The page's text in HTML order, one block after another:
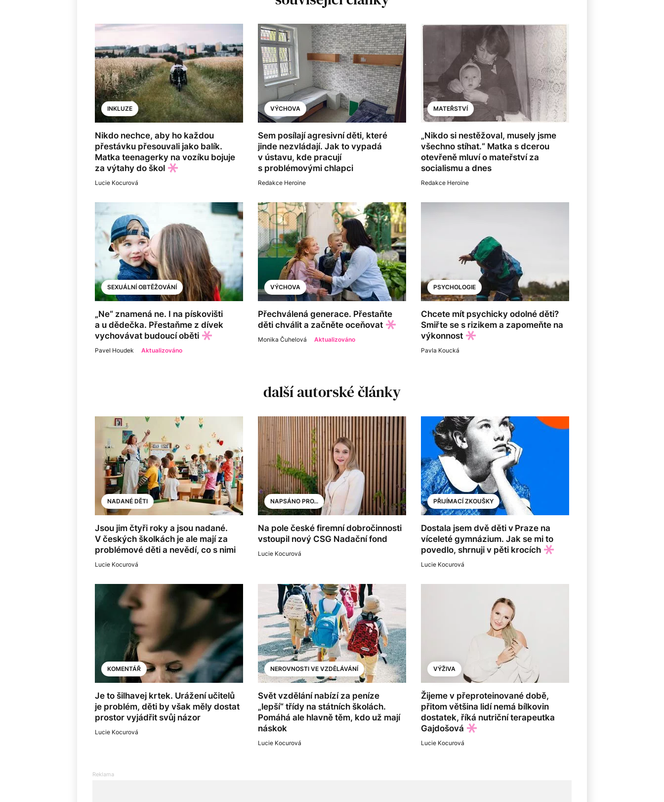
INKLUZE
Nikdo nechce, aby ho každou
přestávku přesouvali jako balík.
Matka teenagerky na vozíku bojuje
za výtahy do škol
Lucie Kocurová
VÝCHOVA
Sem posílají agresivní děti, které
jinde nezvládají. Jak to vypadá
v ústavu, kde pracují
s problémovými chlapci
Redakce Heroine
MATEŘSTVÍ
„Nikdo si nestěžoval, musely jsme
všechno stíhat.“ Matka s dcerou
otevřeně mluví o mateřství za
socialismu a dnes
Redakce Heroine
SEXUÁLNÍ OBTĚŽOVÁNÍ
„Ne“ znamená ne. I na pískovišti
a u dědečka. Přestaňme z dívek
vychovávat budoucí oběti
Pavel Houdek Aktualizováno
VÝCHOVA
Přechválená generace. Přestaňte
děti chválit a začněte oceňovat
Monika Čuhelová Aktualizováno
PSYCHOLOGIE
Chcete mít psychicky odolné děti?
Smiřte se s rizikem a zapomeňte na
výkonnost
Pavla Koucká
další autorské články
NADANÉ DĚTI
Jsou jim čtyři roky a jsou nadané.
V českých školkách je ale mají za
problémové děti a nevědí, co s nimi
Lucie Kocurová
NAPSÁNO PRO...
Na pole české firemní dobročinnosti
vstoupil nový CSG Nadační fond
Lucie Kocurová
PŘIJÍMACÍ ZKOUŠKY
Dostala jsem dvě děti v Praze na
víceleté gymnázium. Jak se mi to
povedlo, shrnuji v pěti krocích
Lucie Kocurová
KOMENTÁŘ
Je to šilhavej krtek. Urážení učitelů
je problém, děti by však měly dostat
prostor vyjádřit svůj názor
Lucie Kocurová
NEROVNOSTI VE VZDĚLÁVÁNÍ
Svět vzdělání nabízí za peníze
„lepší“ třídy na státních školách.
Pomáhá ale hlavně těm, kdo už mají
náskok
Lucie Kocurová
VÝŽIVA
Žijeme v přeproteinované době,
přitom většina lidí nemá bílkovin
dostatek, říká nutriční terapeutka
Gajdošová
Lucie Kocurová